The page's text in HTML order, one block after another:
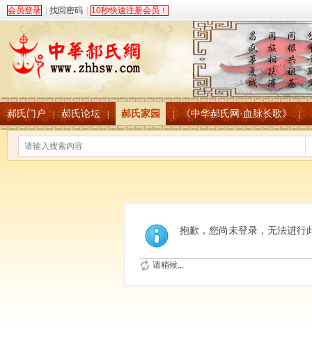
会员登录 找回密码 10秒快速注册会员！
郝氏门户 | 郝氏论坛 | 郝氏家园 《中华郝氏网·血脉长歌》
抱歉，您尚未登录，无法进行
请稍候...